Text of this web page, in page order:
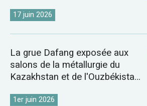
17 juin 2026
La grue Dafang exposée aux
salons de la métallurgie du
Kazakhstan et de l'Ouzbékistan
1er juin 2026